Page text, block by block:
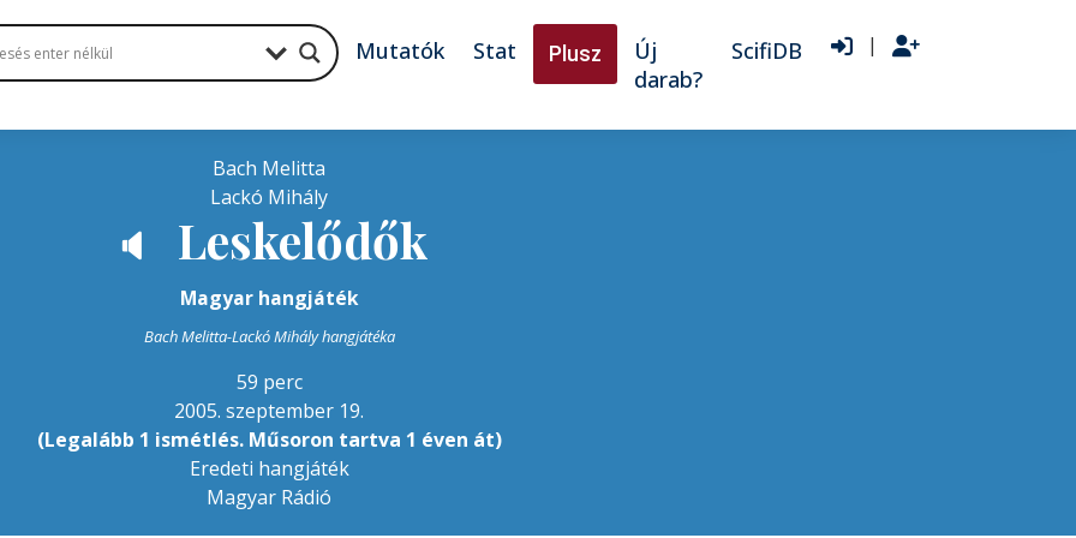
Mutatók Stat Plusz
Új
darab?
ScifiDB |
Bach Melitta
Lackó Mihály
🔈 Leskelődők
Magyar hangjáték
Bach Melitta-Lackó Mihály hangjátéka
59 perc
2005. szeptember 19.
(Legalább 1 ismétlés. Műsoron tartva 1 éven át)
Eredeti hangjáték
Magyar Rádió